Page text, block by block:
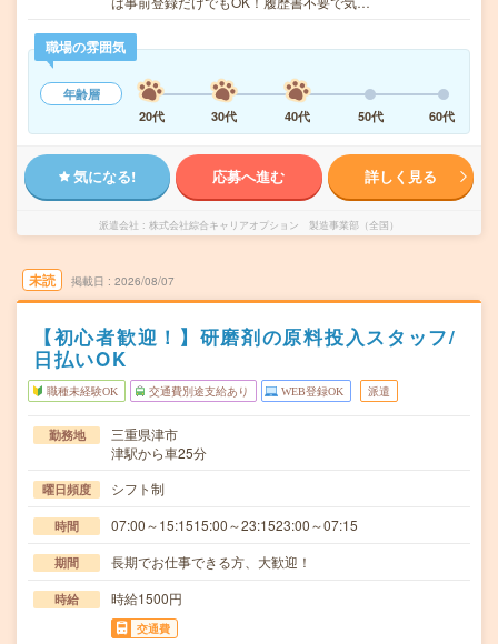
職場の雰囲気
年齢層
20代
30代 40代 50代 60代
気になる! 応募へ進む 詳しく見る
派遣会社 株式会社綜合キャリアオプション 製造事業部（全国）
未読 掲載日 2026/08/07
【初心者歓迎！】研磨剤の原料投入スタッフ/
日払いOK
職種未経験OK 交通費別途支給あり WEB登録OK 派遣
勤務地
三重県津市
津駅から車25分
曜日頻度 シフト制
時間 07:00～15:1515:00～23:1523:00～07:15
期間 長期でお仕事できる方、大歓迎！
時給 時給1500円
交通費